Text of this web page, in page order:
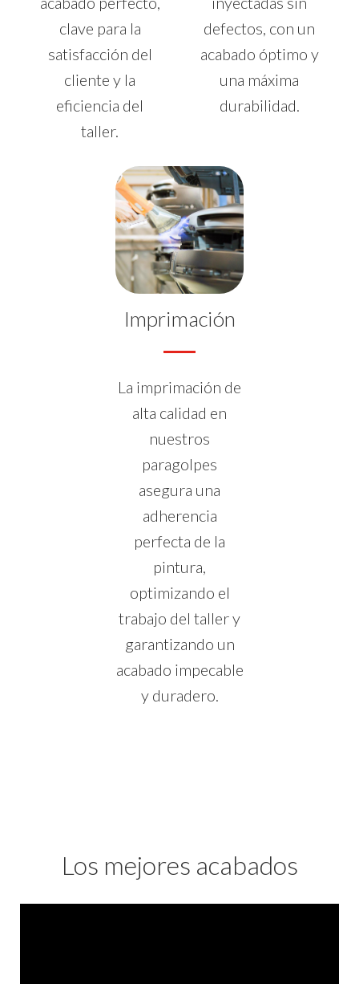
clave para la
satisfacción del
cliente y la
eficiencia del
taller.
defectos, con un
acabado óptimo y
una máxima
durabilidad.
Imprimación
La imprimación de
alta calidad en
nuestros
paragolpes
asegura una
adherencia
perfecta de la
pintura,
optimizando el
trabajo del taller y
garantizando un
acabado impecable
y duradero.
Los mejores acabados